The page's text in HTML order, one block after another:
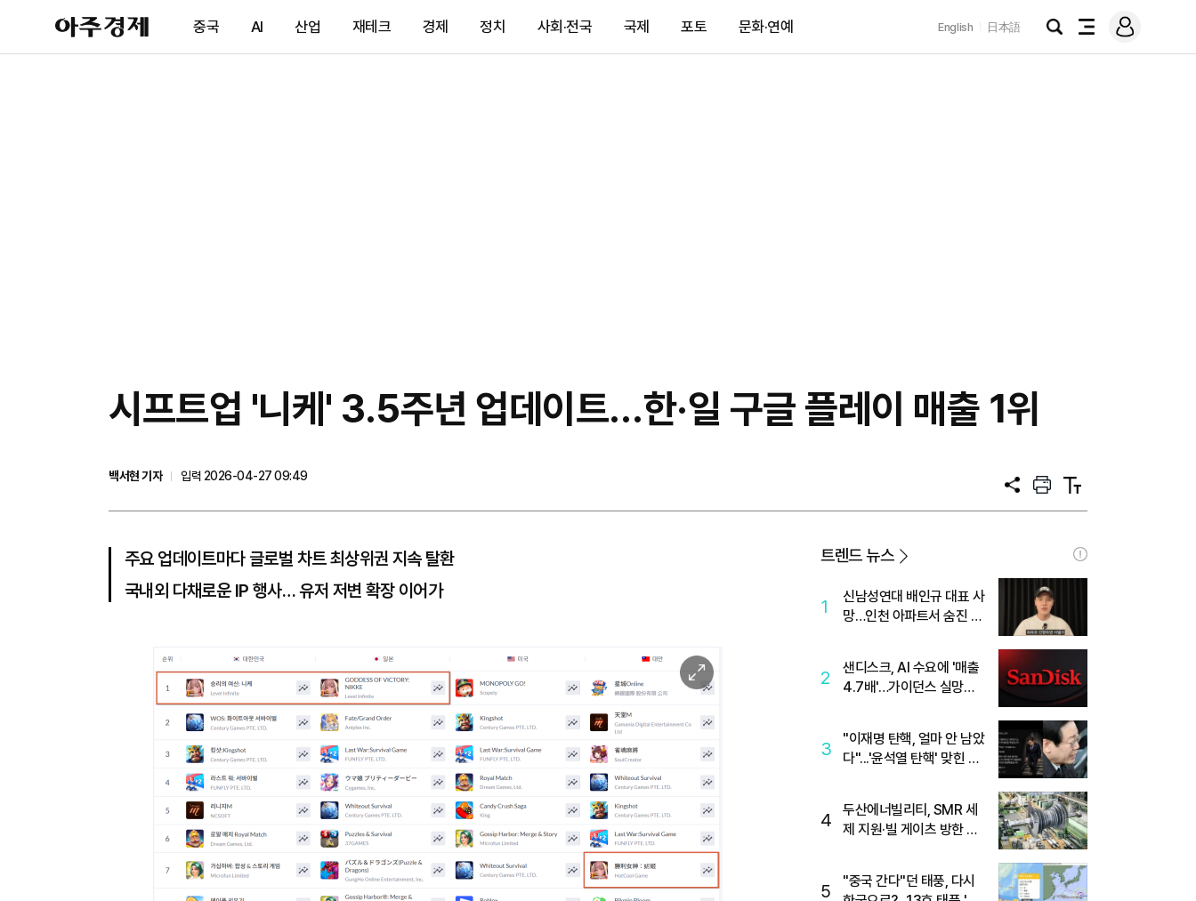
아
주
제
중국 AI 산업 재테크 경제 정치 사회·전국 국제 포토 문화·연예 English 日本語
검
전
메
그
시프트업 '니케' 3.5주년 업데이트…한·일 구글 플레이 매출 1위
백서현 기자
입력 2026-04-27 09:49
공
프
트
텍
트
주요 업데이트마다 글로벌 차트 최상위권 지속 탈환
국내외 다채로운 IP 행사… 유저 저변 확장 이어가
이
미
지
트렌드 뉴스
1
신남성연대 배인규 대표 사
망…인천 아파트서 숨진 채
2
샌디스크, AI 수요에 '매출
4.7배'…가이던스 실망에
3
"이재명 탄핵, 얼마 안 남았
다"...'윤석열 탄핵' 맞힌 무
4
두산에너빌리티, SMR 세
제 지원·빌 게이츠 방한 기
5
"중국 간다"던 태풍, 다시